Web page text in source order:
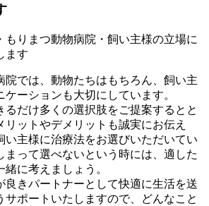
院では、動物たちはもちろん、飼い主
ケーションも大切にしています。
るだけ多くの選択肢をご提案するとと
リットやデメリットも誠実にお伝え
い主様に治療法をお選びいただいてい
まって選べないという時には、適した
に考えましょう。
良きパートナーとして快適に生活を送
サポートいたしますので、どんなこと